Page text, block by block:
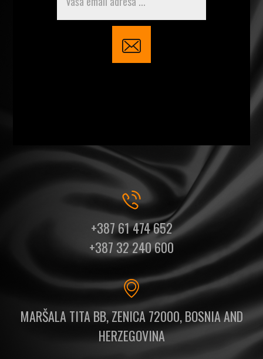
+387 61 474 652
+387 32 240 600
MARŠALA TITA BB, ZENICA 72000, BOSNIA AND
HERZEGOVINA